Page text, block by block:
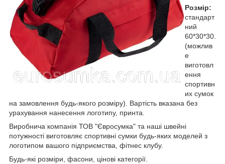
Розмір:
стандарт
ний
60*30*30.
(можлив
е
виготовл
ення
спортивн
их сумок
на замовлення будь-якого розміру). Вартість вказана без
урахування нанесення логотипу, принта.
Виробнича компанія ТОВ "Євросумка" та наші швейні
потужності виготовляє спортивні сумки будь-яких моделей з
логотипом вашого підприємства, фітнес клубу.
Будь-які розміри, фасони, цінові категорії.